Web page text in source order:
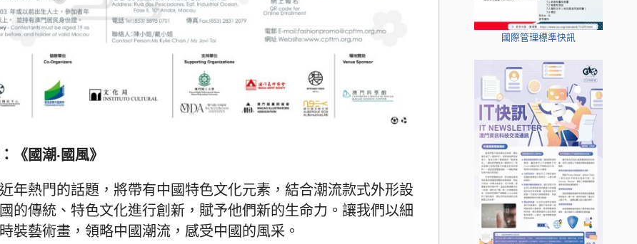
《國潮‧國風》
年熱門的話題，將帶有中國特色文化元素，結合潮流款式外形設
的傳統、特色文化進行創新，賦予他們新的生命力。讓我們以細
裝藝術畫，領略中國潮流，感受中國的風采。
國際管理標準快訊